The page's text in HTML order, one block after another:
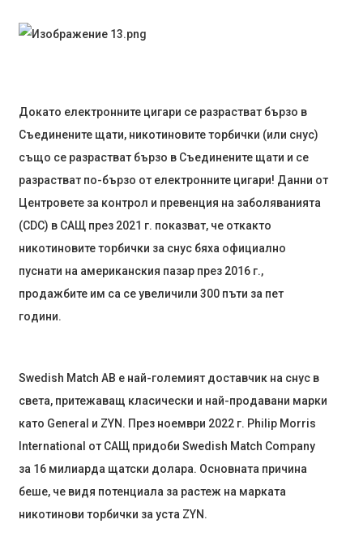
Докато електронните цигари се разрастват бързо в
Съединените щати, никотиновите торбички (или снус)
също се разрастват бързо в Съединените щати и се
разрастват по-бързо от електронните цигари! Данни от
Центровете за контрол и превенция на заболяванията
(CDC) в САЩ през 2021 г. показват, че откакто
никотиновите торбички за снус бяха официално
пуснати на американския пазар през 2016 г.,
продажбите им са се увеличили 300 пъти за пет
години.
Swedish Match AB е най-големият доставчик на снус в
света, притежаващ класически и най-продавани марки
като General и ZYN. През ноември 2022 г. Philip Morris
International от САЩ придоби Swedish Match Company
за 16 милиарда щатски долара. Основната причина
беше, че видя потенциала за растеж на марката
никотинови торбички за уста ZYN.